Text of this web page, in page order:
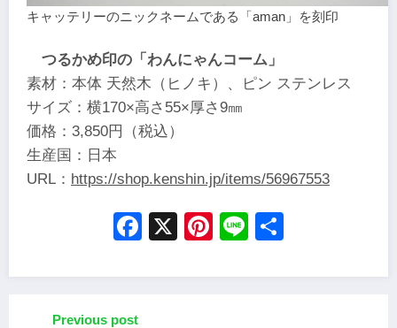
キャッテリーのニックネームである「aman」を刻印
つるかめ印の「わんにゃんコーム」
素材：本体 天然木（ヒノキ）、ピン ステンレス
サイズ：横170×高さ55×厚さ9㎜
価格：3,850円（税込）
生産国：日本
URL： https://shop.kenshin.jp/items/56967553
Facebook
X Pinterest
Line
Previous post